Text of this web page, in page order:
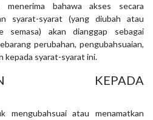
bahawa akses secara
syarat-syarat (yang diubah atau
semasa) akan dianggap sebagai
perubahan, pengubahsuaian,
kepada syarat-syarat ini.
KEPADA
mengubahsuai atau menamatkan